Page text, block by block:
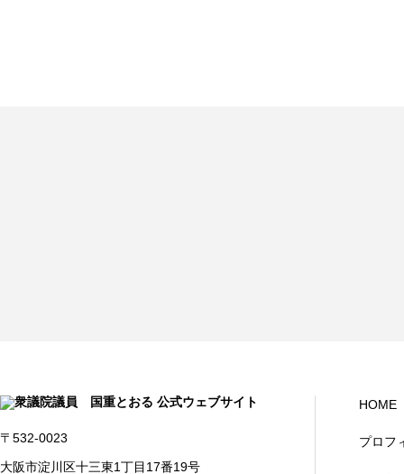
〒532-0023
大阪市淀川区十三東1丁目17番19号
HOME
プロフ